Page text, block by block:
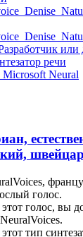
или
речи
Microsoft Neural
голос.
голос, вы
тип